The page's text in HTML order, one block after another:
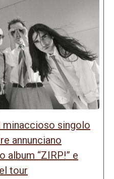
minaccioso singolo
annunciano
album “ZIRP!” e
tour